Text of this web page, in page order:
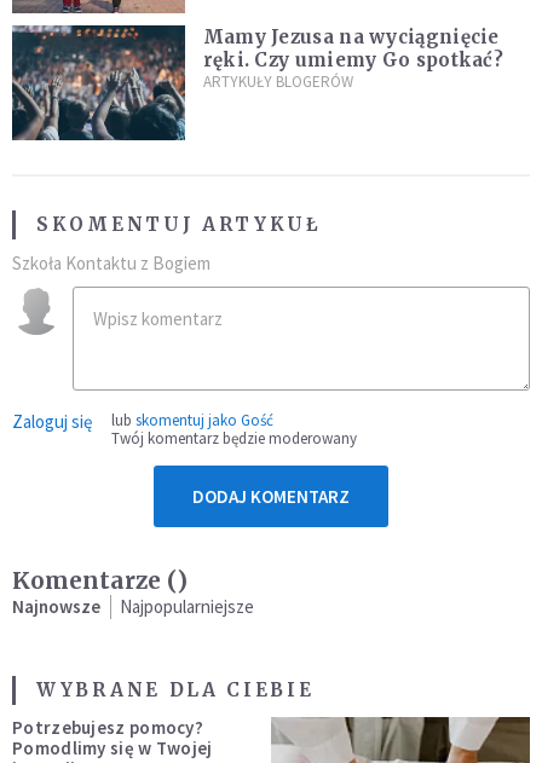
Mamy Jezusa na wyciągnięcie
ręki. Czy umiemy Go spotkać?
ARTYKUŁY BLOGERÓW
SKOMENTUJ ARTYKUŁ
Szkoła Kontaktu z Bogiem
Zaloguj się lub skomentuj jako Gość
Twój komentarz będzie moderowany
DODAJ KOMENTARZ
Komentarze ()
Najnowsze Najpopularniejsze
WYBRANE DLA CIEBIE
Potrzebujesz pomocy?
Pomodlimy się w Twojej